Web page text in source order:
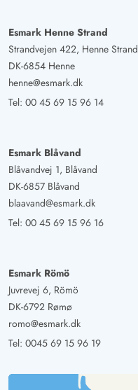
Esmark Henne Strand
Strandvejen 422, Henne Strand
DK-6854 Henne
henne@esmark.dk
Tel: 00 45 69 15 96 14
Esmark Blåvand
Blåvandvej 1, Blåvand
DK-6857 Blåvand
blaavand@esmark.dk
Tel: 00 45 69 15 96 16
Esmark Römö
Juvrevej 6, Römö
DK-6792 Rømø
romo@esmark.dk
Tel: 0045 69 15 96 19